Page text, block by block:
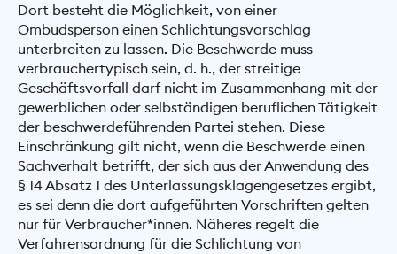
Dort besteht die Möglichkeit, von einer
Ombudsperson einen Schlichtungsvorschlag
unterbreiten zu lassen. Die Beschwerde muss
verbrauchertypisch sein, d. h., der streitige
Geschäftsvorfall darf nicht im Zusammenhang mit der
gewerblichen oder selbständigen beruflichen Tätigkeit
der beschwerdeführenden Partei stehen. Diese
Einschränkung gilt nicht, wenn die Beschwerde einen
Sachverhalt betrifft, der sich aus der Anwendung des
§ 14 Absatz 1 des Unterlassungsklagengesetzes ergibt,
es sei denn die dort aufgeführten Vorschriften gelten
nur für Verbraucher*innen. Näheres regelt die
Verfahrensordnung für die Schlichtung von